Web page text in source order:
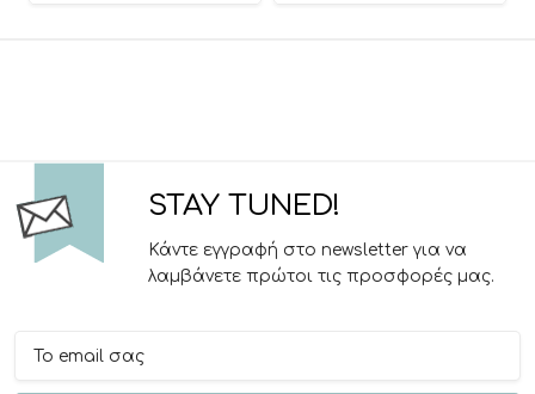
STAY TUNED!
Κάντε εγγραφή στο newsletter για να
λαμβάνετε πρώτοι τις προσφορές μας.